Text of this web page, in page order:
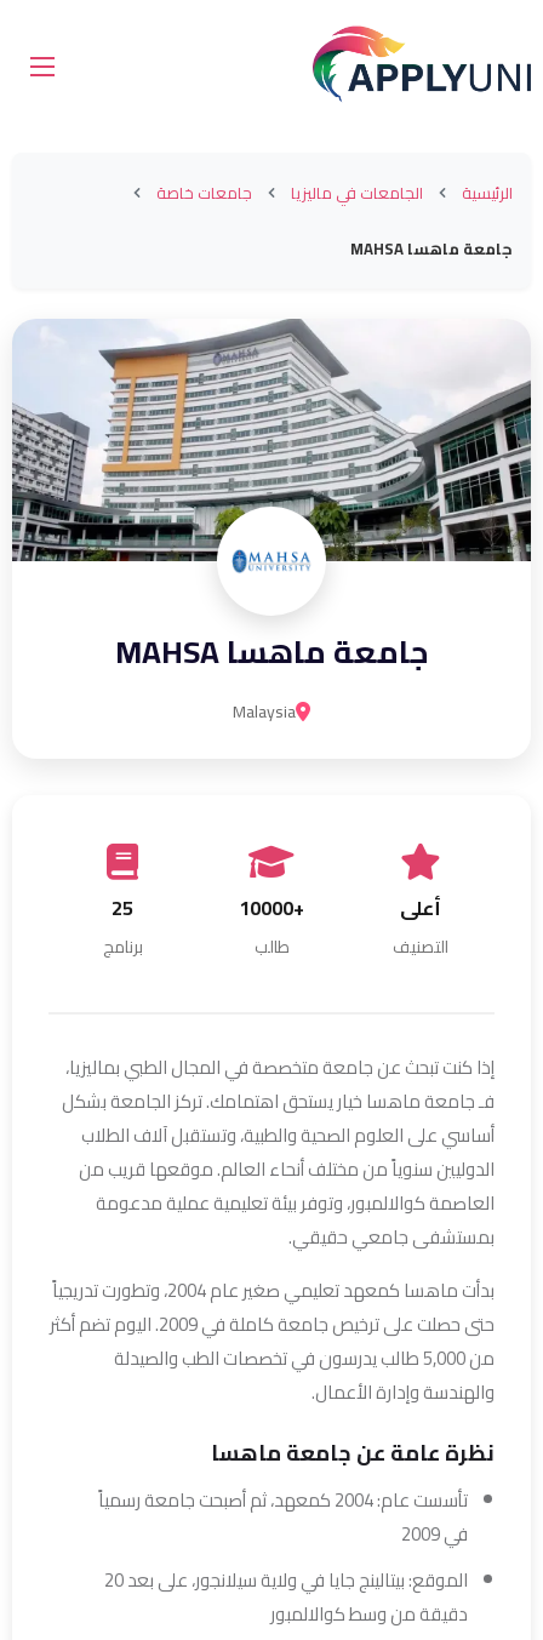
الرئيسية الجامعات في ماليزيا
جامعات خاصة
جامعة ماهسا MAHSA
جامعة ماهسا MAHSA
Malaysia
أعلى
التصنيف
+10000
طالب
25
برنامج
إذا كنت تبحث عن جامعة متخصصة في المجال الطبي بماليزيا،
فـ جامعة ماهسا خيار يستحق اهتمامك. تركز الجامعة بشكل
أساسي على العلوم الصحية والطبية، وتستقبل آلاف الطلاب
الدوليين سنوياً من مختلف أنحاء العالم. موقعها قريب من
العاصمة كوالالمبور، وتوفر بيئة تعليمية عملية مدعومة
بمستشفى جامعي حقيقي.
بدأت ماهسا كمعهد تعليمي صغير عام 2004، وتطورت تدريجياً
حتى حصلت على ترخيص جامعة كاملة في 2009. اليوم تضم أكثر
من 5,000 طالب يدرسون في تخصصات الطب والصيدلة
والهندسة وإدارة الأعمال.
نظرة عامة عن جامعة ماهسا
تأسست عام: 2004 كمعهد، ثم أصبحت جامعة رسمياً
في 2009
الموقع: بيتالينج جايا في ولاية سيلانجور، على بعد 20
دقيقة من وسط كوالالمبور